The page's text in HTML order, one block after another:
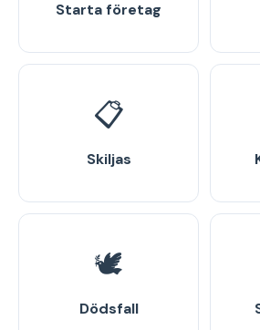
Starta företag
📋
Skiljas
🕊️
Dödsfall